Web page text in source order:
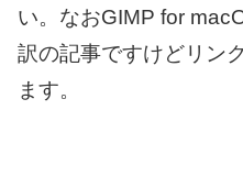
い。なおGIMP for
訳の記事ですけどリン
ます。